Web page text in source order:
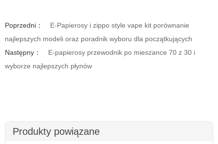
Poprzedni：
E-Papierosy i zippo style vape kit porównanie
najlepszych modeli oraz poradnik wyboru dla początkujących
Następny：
E-papierosy przewodnik po mieszance 70 z 30 i
wyborze najlepszych płynów
Produkty powiązane